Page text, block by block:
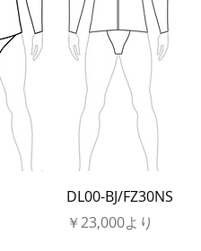
DL00-BJ/FZ30NS
￥23,000より
セール価格